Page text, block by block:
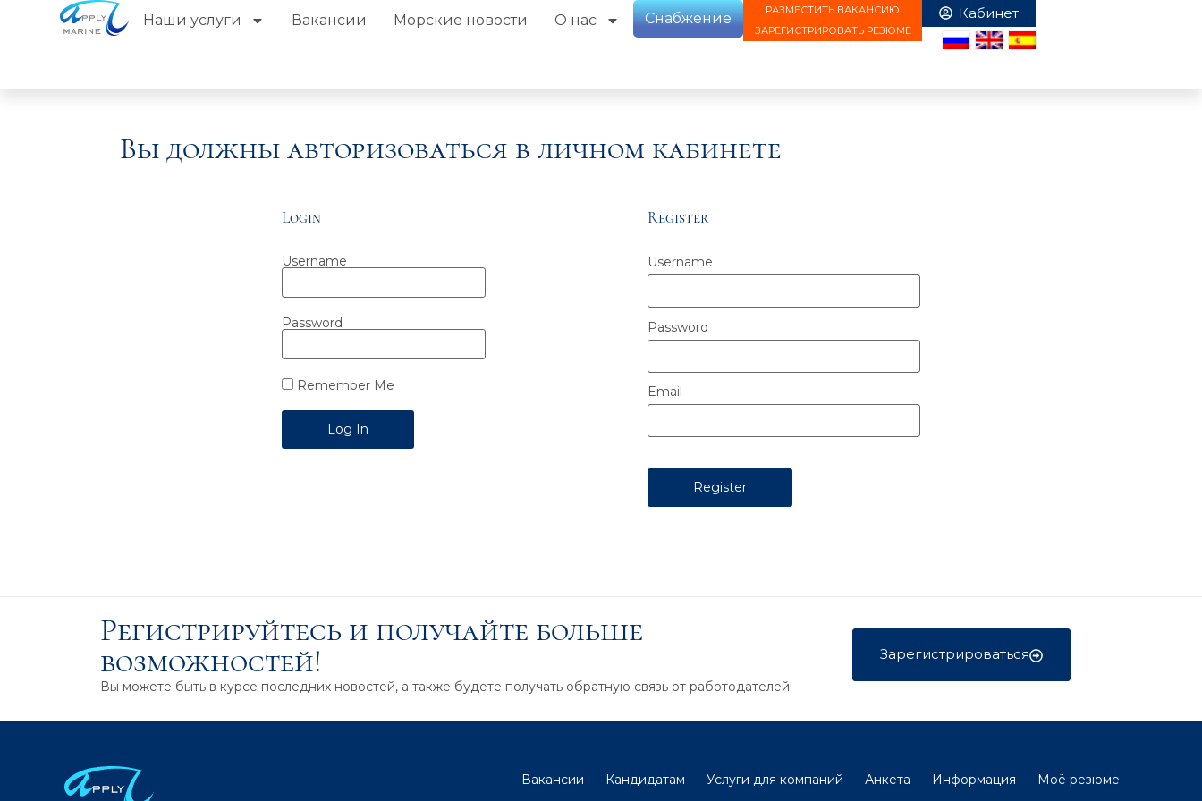
Наши услуги Вакансии Морские новости О нас Снабжение
РАЗМЕСТИТЬ ВАКАНСИЮ
ЗАРЕГИСТРИРОВАТЬ РЕЗЮМЕ
Вы должны авторизоваться в личном кабинете
Login
Username
Password
Remember Me
Register
Username
Password
Email
Регистрируйтесь и получайте больше
возможностей!
Вы можете быть в курсе последних новостей, а также будете получать обратную связь от работодателей!
Зарегистрироваться
Вакансии Кандидатам Услуги для компаний Анкета Информация
Моё резюме